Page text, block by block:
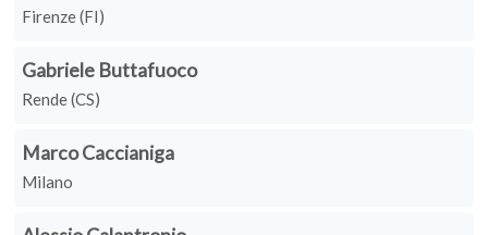
Firenze (FI)
Gabriele Buttafuoco
Rende (CS)
Marco Caccianiga
Milano